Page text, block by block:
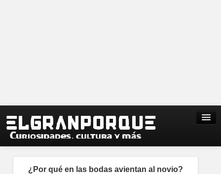
¿Por qué en las bodas avientan al novio?